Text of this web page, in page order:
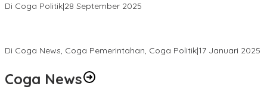
Di Coga Politik|28 September 2025
Di Coga News, Coga Pemerintahan, Coga Politik|17 Januari 2025
Coga News